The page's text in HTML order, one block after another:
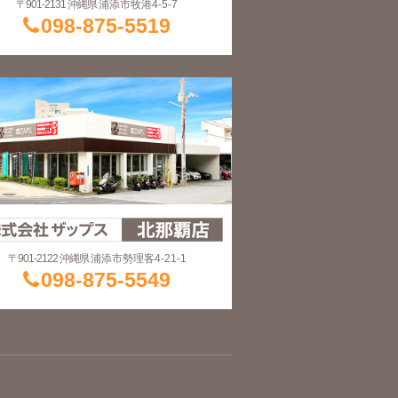
〒901-2131 沖縄県浦添市牧港4-5-7
098-875-5519
〒901-2122 沖縄県浦添市勢理客4-21-1
098-875-5549